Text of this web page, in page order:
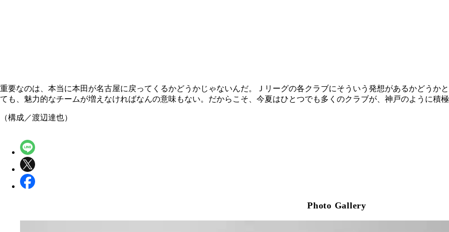
重要なのは、本当に本田が名古屋に戻ってくるかどうかじゃないんだ。Ｊリーグの各クラブにそういう発想があるかどうか
ても、魅力的なチームが増えなければなんの意味もない。だからこそ、今夏はひとつでも多くのクラブが、神戸のように積
（構成／渡辺達也）
Photo Gallery